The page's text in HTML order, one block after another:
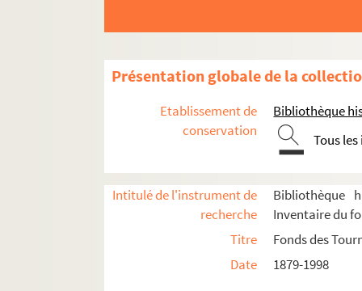
Présentation globale de la
Etablissement de
conservation
Bibliothèque
Tous
Intitulé de l'instrument de
recherche
Bibliothèque
Inventaire du
Titre
Fonds des
Date
1879-1998
Programmation
Journal des tournées